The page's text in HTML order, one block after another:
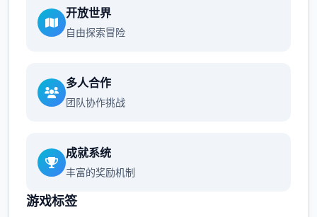
开放世界
自由探索冒险
多人合作
团队协作挑战
成就系统
丰富的奖励机制
游戏标签